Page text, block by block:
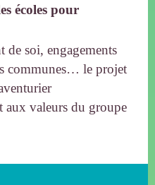
écoles pour
de soi, engagements
communes… le projet
aux valeurs du groupe